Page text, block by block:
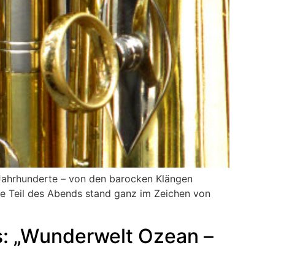
– von den barocken Klängen
Teil des Abends stand ganz im Zeichen von
„Wunderwelt Ozean –